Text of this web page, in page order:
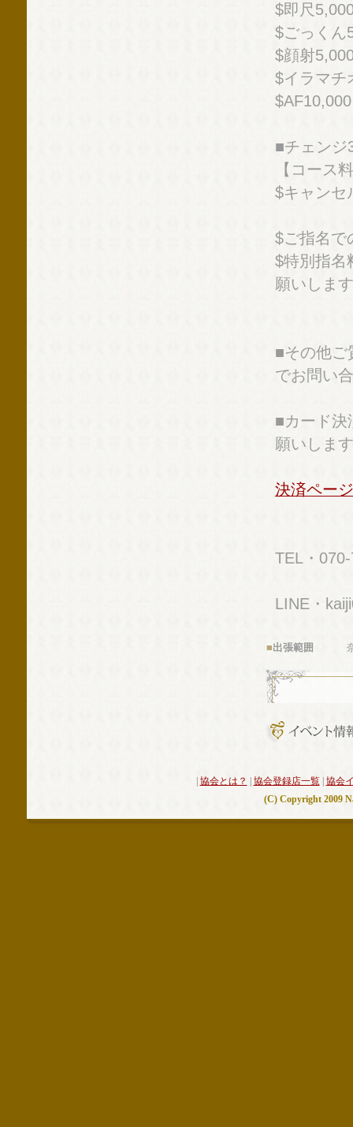
$即尺
$ごっくん
$顔射
$イラマチ
■チェンジ
【コース
$キャンセ
$ご指名で
$特別指名
願いしま
■その他ご
でお問い
■カード決
願いしま
決済ページ
TEL・
LINE・
■出張範囲
協会とは？ 協会登録店一覧| 協会
(C) Copyright 2009